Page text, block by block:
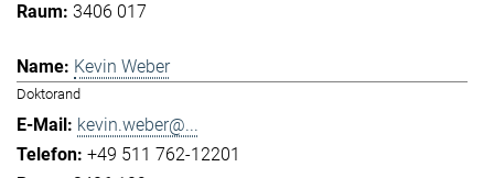
3406 017
Kevin Weber
Doktorand
kevin.weber@...
+49 511 762-12201